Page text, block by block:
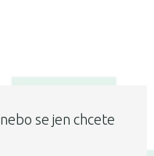
se jen chcete